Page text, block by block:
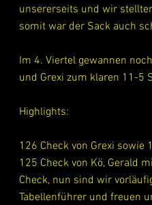
unsererseits und wir
somit war der Sack auch
Im 4. Viertel gewannen
und Grexi zum klaren 11-5
Highlights:
126 Check von Grexi sowie
125 Check von Kö, Gerald
Check, nun sind wir
Tabellenführer und freuen